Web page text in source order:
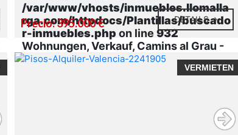
/var/www/vhosts/inmuebles.llomalla
rga.com/httpdocs/Plantillas/buscado
r-inmuebles.php on line932
Wohnungen, Verkauf, Camins al Grau -
La Creu del Grau
Precio: 395.000 € DETAILS
VERMIETEN